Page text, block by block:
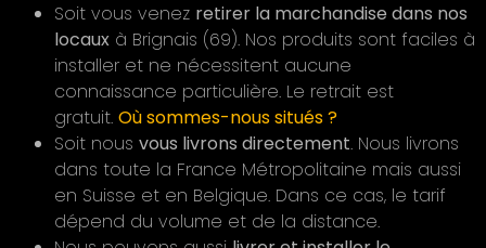
Soit vous venez retirer la marchandise dans nos
locaux à Brignais (69). Nos produits sont faciles à
installer et ne nécessitent aucune
connaissance particulière. Le retrait est
gratuit. Où sommes-nous situés ?
Soit nous vous livrons directement. Nous livrons
dans toute la France Métropolitaine mais aussi
en Suisse et en Belgique. Dans ce cas, le tarif
dépend du volume et de la distance.